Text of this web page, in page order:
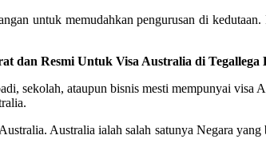
untuk memudahkan pengurusan di
dan Resmi Untuk Visa Australia di Tegallega
sekolah, ataupun bisnis mesti mempunyai
Australia ialah salah satunya Negara